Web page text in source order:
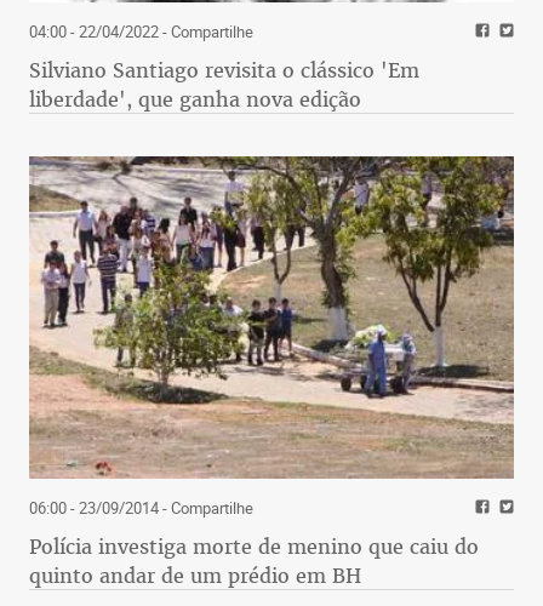
04:00 - 22/04/2022- Compartilhe
Silviano Santiago revisita o clássico 'Em
liberdade', que ganha nova edição
06:00 - 23/09/2014- Compartilhe
Polícia investiga morte de menino que caiu do
quinto andar de um prédio em BH